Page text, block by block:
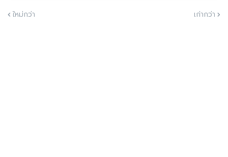
ใหม่กว่า เก่ากว่า